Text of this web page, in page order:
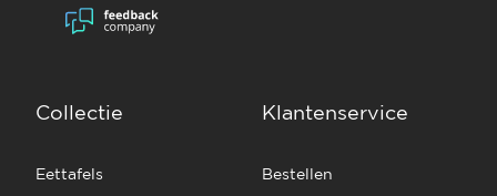
Collectie
Eettafels
Klantenservice
Bestellen